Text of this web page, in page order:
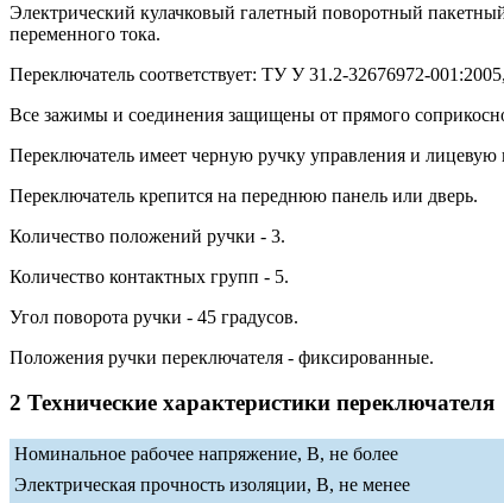
Электрический кулачковый галетный поворотный
переменного тока.
Переключатель соответствует: ТУ У 31.2-32676972-
Все зажимы и соединения защищены от прямого
Переключатель имеет черную ручку управления и
Переключатель крепится на переднюю панель или дверь.
Количество положений ручки - 3.
Количество контактных групп - 5.
Угол поворота ручки - 45 градусов.
Положения ручки переключателя - фиксированные.
2 Технические характеристики переключателя
Номинальное рабочее напряжение, В, не более
Электрическая прочность изоляции, В, не менее